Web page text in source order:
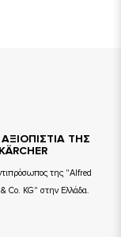
ΤΗΣ
KÄRCHER
της "Alfred
Co. KG" στην Ελλάδα.